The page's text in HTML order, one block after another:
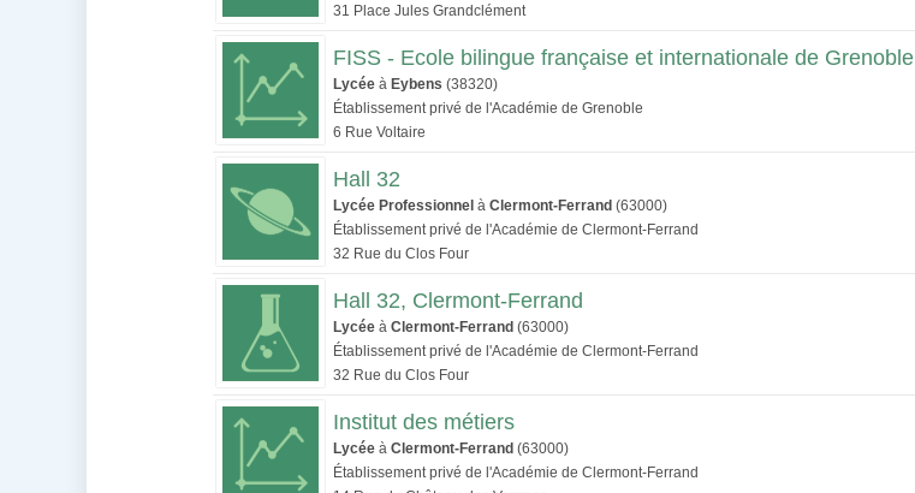
31 Place Jules Grandclément
FISS - Ecole bilingue française et internationale de Grenoble
Lycée à Eybens (38320)
Établissement privé de l'Académie de Grenoble
6 Rue Voltaire
Hall 32
Lycée Professionnel à Clermont-Ferrand (63000)
Établissement privé de l'Académie de Clermont-Ferrand
32 Rue du Clos Four
Hall 32, Clermont-Ferrand
Lycée à Clermont-Ferrand (63000)
Établissement privé de l'Académie de Clermont-Ferrand
32 Rue du Clos Four
Institut des métiers
Lycée à Clermont-Ferrand (63000)
Établissement privé de l'Académie de Clermont-Ferrand